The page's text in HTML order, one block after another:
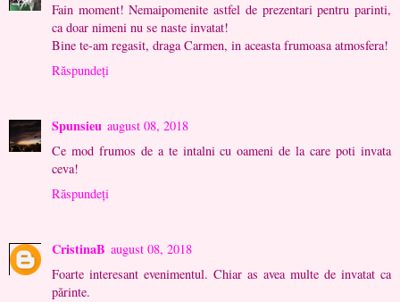
Fain moment! Nemaipomenite astfel de prezentari pentru parinti,
ca doar nimeni nu se naste invatat!
Bine te-am regasit, draga Carmen, in aceasta frumoasa atmosfera!
Răspundeți
Spunsieu august 08, 2018
Ce mod frumos de a te intalni cu oameni de la care poti invata
ceva!
Răspundeți
CristinaB august 08, 2018
Foarte interesant evenimentul. Chiar as avea multe de invatat ca
părinte.